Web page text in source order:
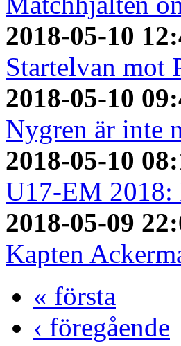
2018-05-10
Startelvan mot
2018-05-10
Nygren är inte
2018-05-10
U17-EM 2018:
2018-05-09
Kapten
« första
‹ föregående